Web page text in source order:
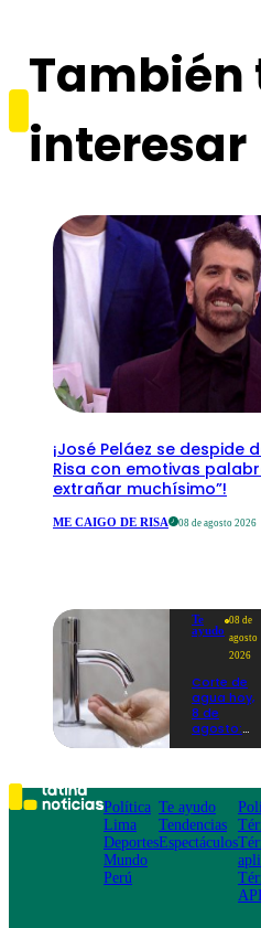
También
interesar
¡José Peláez se despide
Risa con emotivas
extrañar muchísimo”!
ME CAIGO DE RISA 08 de agosto 2026
Te
ayudo
08 de
agosto
2026
Corte de
agua hoy,
8 de
agosto:
sin el
servicio de
Sedapal
Política
Lima
Deportes
Mundo
Perú
Te ayudo
Tendencias
Espectáculos